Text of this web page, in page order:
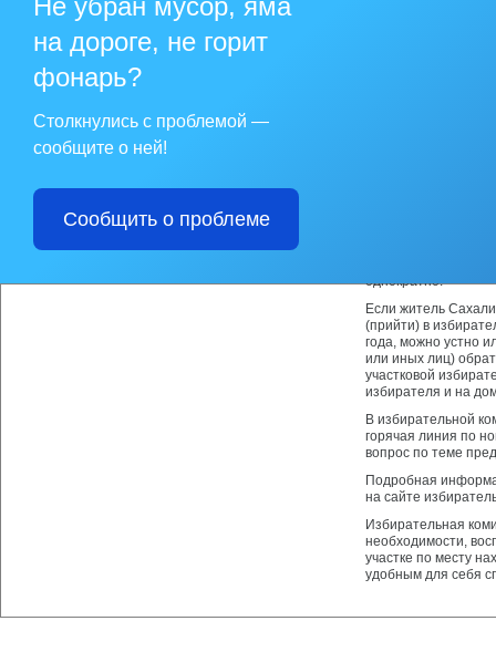
Не убран мусор, яма
на дороге, не горит
фонарь?
Столкнулись с проблемой —
сообщите о ней!
Сообщить о проблеме
однократно.
Если житель
(прийти) в
года, можно устно
или иных лиц)
участковой
избирателя и на
В избирательной
горячая линия по
вопрос по теме
Подробная
на сайте
Избирательная
необходимости,
участке по месту
удобным для себя